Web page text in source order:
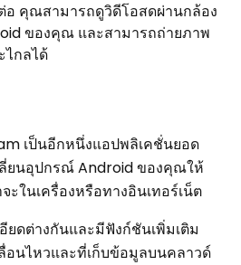
อ คุณสามารถดูวิดีโอสดผ่านกล้อง
ของคุณ และสามารถถ่ายภาพ
ไกลได้
เป็นอีกหนึ่งแอปพลิเคชั่นยอด
ยนอุปกรณ์ Android ของคุณให้
ะในเครื่องหรือทางอินเทอร์เน็ต
ยดต่างกันและมีฟังก์ชันเพิ่มเติม
อนไหวและที่เก็บข้อมูลบนคลาวด์